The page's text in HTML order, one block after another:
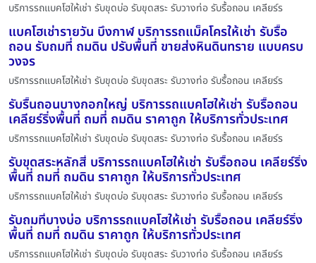
บริการรถแบคโฮให้เช่า รับขุดบ่อ รับขุดสระ รับวางท่อ รับรื้อถอน เคลียร์ร
แบคโฮเช่ารายวัน บึงกาฬ บริการรถแม็คโครให้เช่า รับรื้อ
ถอน รับถมที่ ถมดิน ปรับพื้นที่ ขายส่งหินดินทราย แบบครบ
วงจร
บริการรถแบคโฮให้เช่า รับขุดบ่อ รับขุดสระ รับวางท่อ รับรื้อถอน เคลียร์ร
รับรื้นถอนบางกอกใหญ่ บริการรถแบคโฮให้เช่า รับรื้อถอน
เคลียร์ริ่งพื้นที่ ถมที่ ถมดิน ราคาถูก ให้บริการทั่วประเทศ
บริการรถแบคโฮให้เช่า รับขุดบ่อ รับขุดสระ รับวางท่อ รับรื้อถอน เคลียร์ร
รับขุดสระหลักสี่ บริการรถแบคโฮให้เช่า รับรื้อถอน เคลียร์ริ่ง
พื้นที่ ถมที่ ถมดิน ราคาถูก ให้บริการทั่วประเทศ
บริการรถแบคโฮให้เช่า รับขุดบ่อ รับขุดสระ รับวางท่อ รับรื้อถอน เคลียร์ร
รับถมที่บางบ่อ บริการรถแบคโฮให้เช่า รับรื้อถอน เคลียร์ริ่ง
พื้นที่ ถมที่ ถมดิน ราคาถูก ให้บริการทั่วประเทศ
บริการรถแบคโฮให้เช่า รับขุดบ่อ รับขุดสระ รับวางท่อ รับรื้อถอน เคลียร์ร